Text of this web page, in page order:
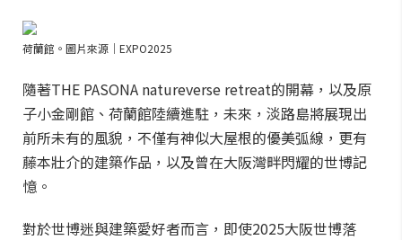
荷蘭館。圖片來源｜EXPO2025
隨著THE PASONA natureverse retreat的開幕，以及原
子小金剛館、荷蘭館陸續進駐，未來，淡路島將展現出
前所未有的風貌，不僅有神似大屋根的優美弧線，更有
藤本壯介的建築作品，以及曾在大阪灣畔閃耀的世博記
憶。
對於世博迷與建築愛好者而言，即使2025大阪世博落